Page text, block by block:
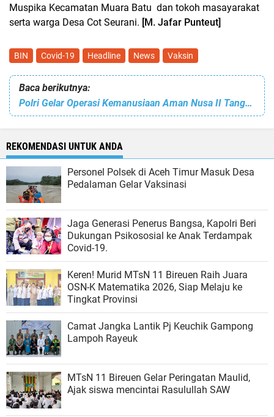
Muspika Kecamatan Muara Batu dan tokoh masayarakat
serta warga Desa Cot Seurani. [M. Jafar Punteut]
BIN Covid-19 Headline News Vaksin
Baca berikutnya:
Polri Gelar Operasi Kemanusiaan Aman Nusa II Tanggulangi Erupsi Gunung Semeru
REKOMENDASI UNTUK ANDA
Personel Polsek di Aceh Timur Masuk Desa
Pedalaman Gelar Vaksinasi
Jaga Generasi Penerus Bangsa, Kapolri Beri
Dukungan Psikososial ke Anak Terdampak
Covid-19.
Keren! Murid MTsN 11 Bireuen Raih Juara
OSN-K Matematika 2026, Siap Melaju ke
Tingkat Provinsi
Camat Jangka Lantik Pj Keuchik Gampong
Lampoh Rayeuk
MTsN 11 Bireuen Gelar Peringatan Maulid,
Ajak siswa mencintai Rasulullah SAW